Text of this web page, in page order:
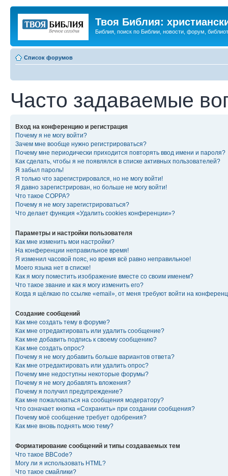
Твоя Библия:
Библия, поиск по Библии, новости, форум,
Список форумов
Часто задаваемые
Вход на конференцию и регистрация
Почему я не могу войти?
Зачем мне вообще нужно регистрироваться?
Почему мне периодически приходится повторять ввод имени и пароля?
Как сделать, чтобы я не появлялся в списке активных пользователей?
Я забыл пароль!
Я только что зарегистрировался, но не могу войти!
Я давно зарегистрирован, но больше не могу войти!
Что такое COPPA?
Почему я не могу зарегистрироваться?
Что делает функция «Удалить cookies конференции»?
Параметры и настройки пользователя
Как мне изменить мои настройки?
На конференции неправильное время!
Я изменил часовой пояс, но время всё равно неправильное!
Моего языка нет в списке!
Как я могу поместить изображение вместе со своим именем?
Что такое звание и как я могу изменить его?
Когда я щёлкаю по ссылке «email», от меня требуют войти на
Создание сообщений
Как мне создать тему в форуме?
Как мне отредактировать или удалить сообщение?
Как мне добавить подпись к своему сообщению?
Как мне создать опрос?
Почему я не могу добавить больше вариантов ответа?
Как мне отредактировать или удалить опрос?
Почему мне недоступны некоторые форумы?
Почему я не могу добавлять вложения?
Почему я получил предупреждение?
Как мне пожаловаться на сообщения модератору?
Что означает кнопка «Сохранить» при создании сообщения?
Почему моё сообщение требует одобрения?
Как мне вновь поднять мою тему?
Форматирование сообщений и типы создаваемых тем
Что такое BBCode?
Могу ли я использовать HTML?
Что такое смайлики?